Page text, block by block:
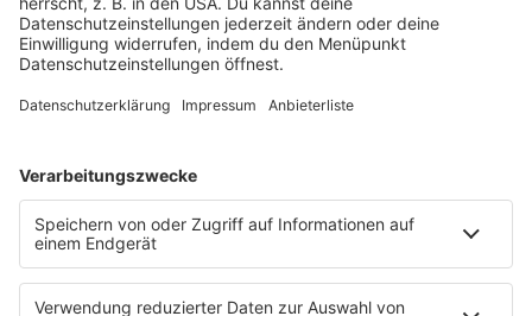
Es läuft:
FURY IN THE SLAUGHTERHOUSE mit FAR CRY FROM
HOME
HOME
SERVICE